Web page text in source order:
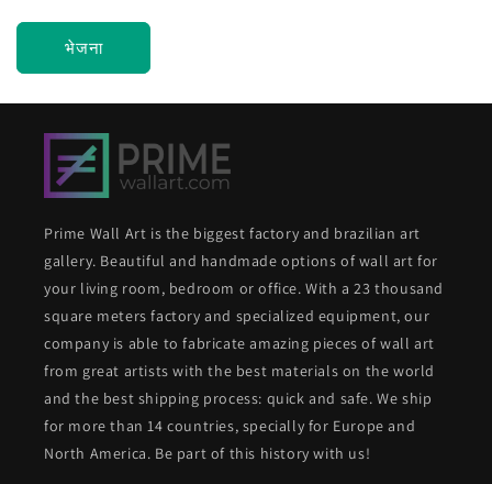
भेजना
Prime Wall Art is the biggest factory and brazilian art
gallery. Beautiful and handmade options of wall art for
your living room, bedroom or office. With a 23 thousand
square meters factory and specialized equipment, our
company is able to fabricate amazing pieces of wall art
from great artists with the best materials on the world
and the best shipping process: quick and safe. We ship
for more than 14 countries, specially for Europe and
North America. Be part of this history with us!